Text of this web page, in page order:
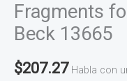
Fragments
Beck 13665
$207.27 Habla con